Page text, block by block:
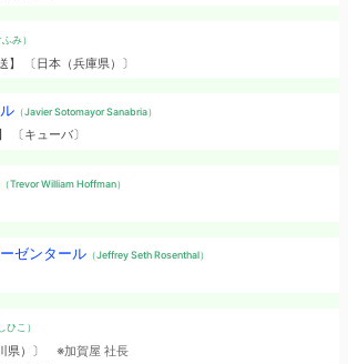
み）
】 〔日本（兵庫県）〕
（Javier Sotomayor Sanabria）
〔キューバ〕
（Trevor William Hoffman）
ゼンタール（Jeffrey Seth Rosenthal）
ひこ）
県）〕 ※加賀屋 社長